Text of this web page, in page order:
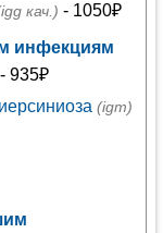
кач.) - 1050₽
инфекциям
- 935₽
(igm)